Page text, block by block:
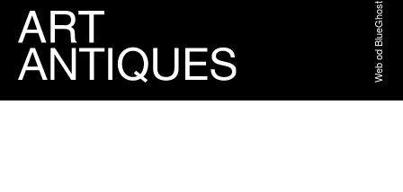
Web od BlueGhost